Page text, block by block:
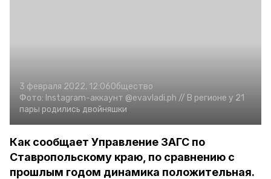
3 февраля 2022, 12:06Общество
Фото: Instagram-аккаунт @evavladi.ph // В регионе у 21
пары родились двойняшки
Как сообщает Управление ЗАГС по
Ставропольскому краю, по сравнению с
прошлым годом динамика положительная.